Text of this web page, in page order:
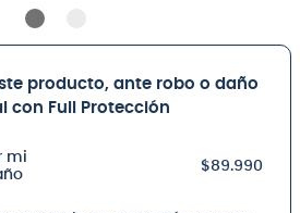
producto, ante robo o daño
con Full Protección
mi
$89.990